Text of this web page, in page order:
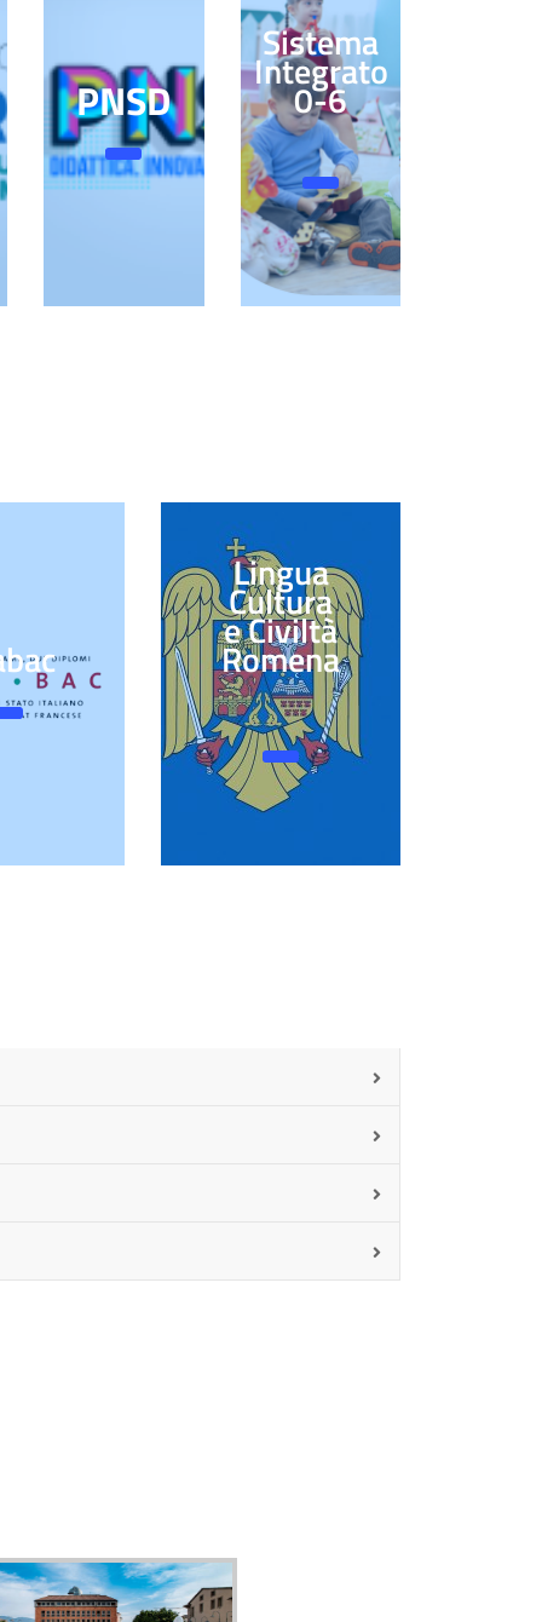
PNSD
Sistema
Integrato
0-6
Lingua
Cultura
e Civiltà
Romena